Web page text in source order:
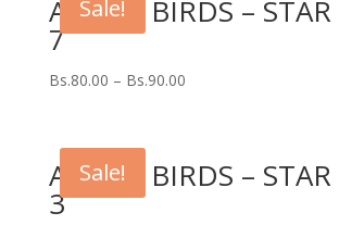
Sale!
ANGRY BIRDS – STAR
7
Bs.80.00 – Bs.90.00
Sale!
ANGRY BIRDS – STAR
3